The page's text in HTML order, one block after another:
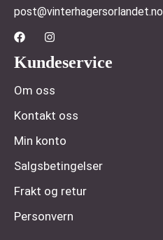
post@vinterhagersorlandet.no
Kundeservice
Om oss
Kontakt oss
Min konto
Salgsbetingelser
Frakt og retur
Personvern